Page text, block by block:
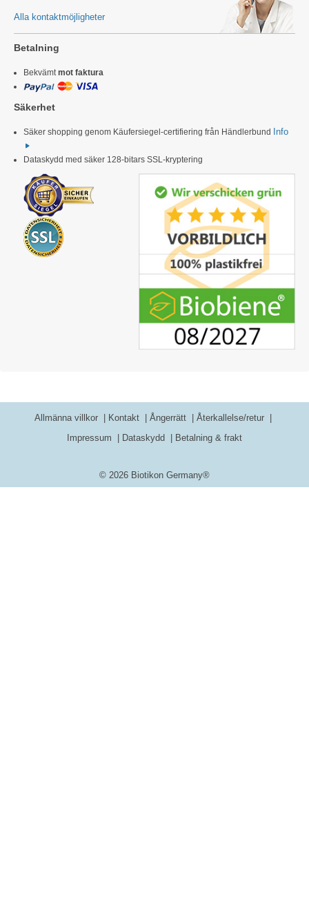
Alla kontaktmöjligheter
Betalning
Bekvämt mot faktura
Säkerhet
Säker shopping genom Käufersiegel-certifiering från Händlerbund Info
Dataskydd med säker 128-bitars SSL-kryptering
© 2026 Biotikon Germany®
Allmänna villkor Kontakt Ångerrätt
Återkallelse/retur
Impressum
Dataskydd Betalning & frakt